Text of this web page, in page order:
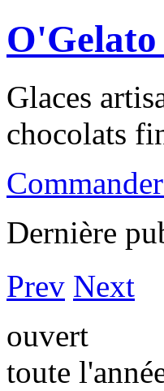
O'Gelato
Glaces
chocolats
Dernière
Prev Next
ouvert
toute